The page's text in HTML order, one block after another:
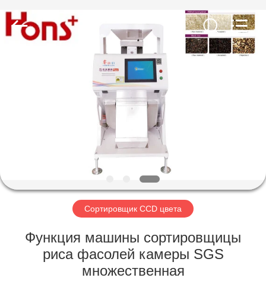
ПУТЕШЕСТВИЕ
ФАБРИКИ
ПРОВЕРКА
КАЧЕСТВА
Optoelectronic
High-
tech
Co.,Ltd.
Сортировщик CCD цвета
Функция машины сортировщицы
риса фасолей камеры SGS
множественная